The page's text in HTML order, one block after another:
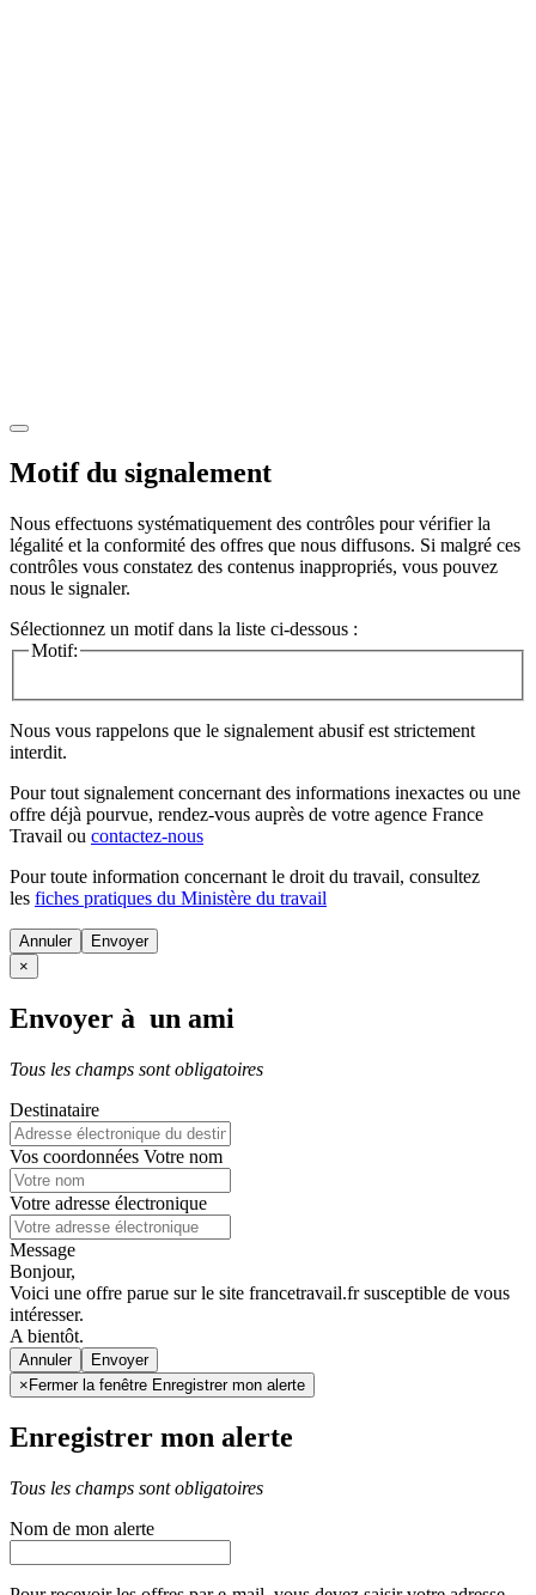
Motif du signalement
Nous effectuons systématiquement des contrôles pour vérifier la
légalité et la conformité des offres que nous diffusons. Si malgré ces
contrôles vous constatez des contenus inappropriés, vous pouvez
nous le signaler.
Sélectionnez un motif dans la liste ci-dessous :
Motif:
Nous vous rappelons que le signalement abusif est strictement
interdit.
Pour tout signalement concernant des informations inexactes ou une
offre déjà pourvue, rendez-vous auprès de votre agence France
Travail ou contactez-nous
Pour toute information concernant le droit du travail, consultez
les fiches pratiques du Ministère du travail
Annuler
×
Envoyer à un ami
Tous les champs sont obligatoires
Destinataire
Vos coordonnées Votre nom
Votre adresse électronique
Message
Bonjour,
Voici une offre parue sur le site francetravail.fr susceptible de vous
intéresser.
A bientôt.
Annuler
× Fermer la fenêtre Enregistrer mon alerte
Enregistrer mon alerte
Tous les champs sont obligatoires
Nom de mon alerte